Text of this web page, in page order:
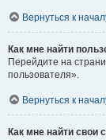
Вернуться к
Как мне найти
Перейдите на
пользователя».
Вернуться к
Как мне найти